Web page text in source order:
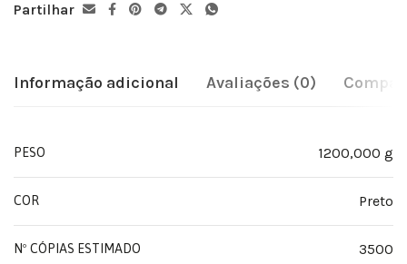
Partilhar
Informação adicional Avaliações (0)
PESO 1200,000 g
COR Preto
Nº CÓPIAS ESTIMADO 3500